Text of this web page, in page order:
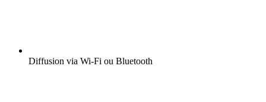
Diffusion via Wi-Fi ou Bluetooth